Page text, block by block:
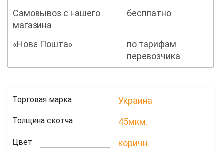
Самовывоз с нашего
магазина
бесплатно
«Нова Пошта»
по тарифам
перевозчика
Торговая марка Украина
Толщина скотча 45мкм.
Цвет коричн.